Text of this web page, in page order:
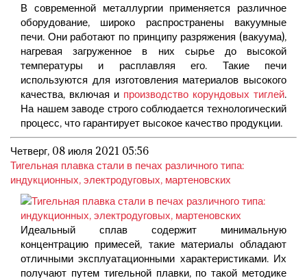
В современной металлургии применяется различное
оборудование, широко распространены вакуумные
печи. Они работают по принципу разряжения (вакуума),
нагревая загруженное в них сырье до высокой
температуры и расплавляя его. Такие печи
используются для изготовления материалов высокого
качества, включая и производство корундовых тиглей.
На нашем заводе строго соблюдается технологический
процесс, что гарантирует высокое качество продукции.
Четверг, 08 июля 2021 05:56
Тигельная плавка стали в печах различного типа:
индукционных, электродуговых, мартеновских
Идеальный сплав содержит минимальную
концентрацию примесей, такие материалы обладают
отличными эксплуатационными характеристиками. Их
получают путем тигельной плавки, по такой методике